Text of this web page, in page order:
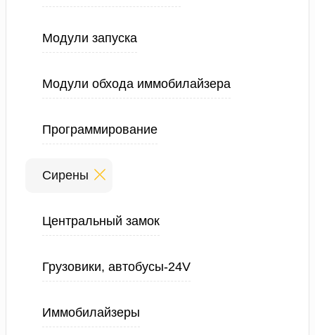
Модули запуска
Модули обхода иммобилайзера
Программирование
Сирены
Центральный замок
Грузовики, автобусы-24V
Иммобилайзеры